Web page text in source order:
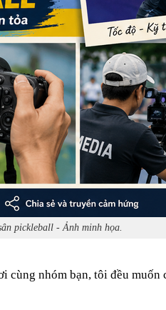
pickleball - Ảnh minh họa.
nhóm bạn, tôi đều muốn